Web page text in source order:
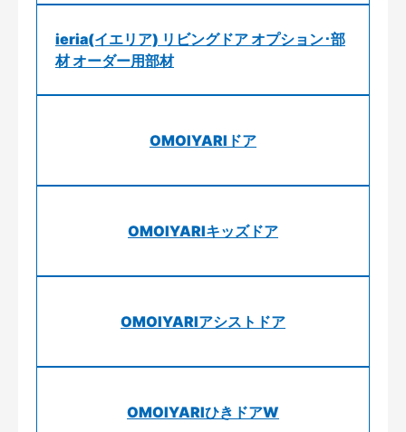
ieria(イエリア) リビングドア オプション･部
材 オーダー用部材
OMOIYARIドア
OMOIYARIキッズドア
OMOIYARIアシストドア
OMOIYARIひきドアW